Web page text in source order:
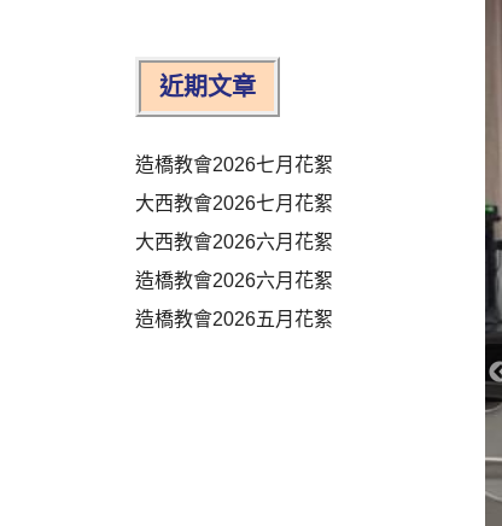
近期文章
造橋教會2026七月花絮
大西教會2026七月花絮
大西教會2026六月花絮
造橋教會2026六月花絮
造橋教會2026五月花絮